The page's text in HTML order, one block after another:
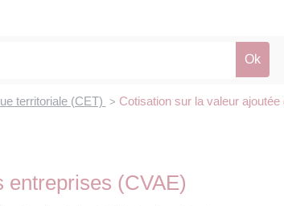
territoriale (CET) > Cotisation sur la valeur
entreprises (CVAE)